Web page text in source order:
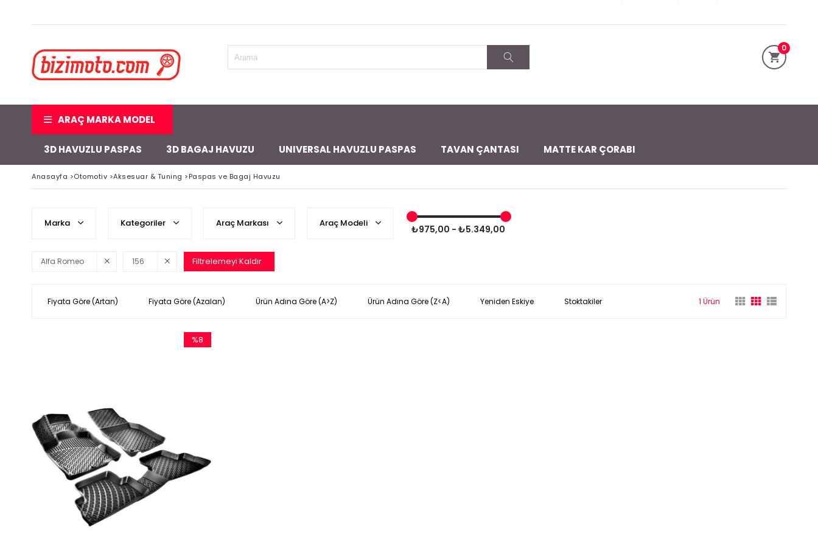
0
ARAÇ MARKA MODEL
3D HAVUZLU PASPAS 3D BAGAJ HAVUZU UNIVERSAL HAVUZLU PASPAS TAVAN ÇANTASI MATTE KAR ÇORABI
Anasayfa >Otomotiv >Aksesuar & Tuning >Paspas ve Bagaj Havuzu
Marka Kategoriler Araç Markası Araç Modeli
₺975,00 - ₺5.349,00
Alfa Romeo 156 Filtrelemeyi Kaldır
Fiyata Göre (Artan) Fiyata Göre (Azalan) Ürün Adına Göre (A>Z) Ürün Adına Göre (Z<A) Yeniden Eskiye Stoktakiler 1 Ürün
%8